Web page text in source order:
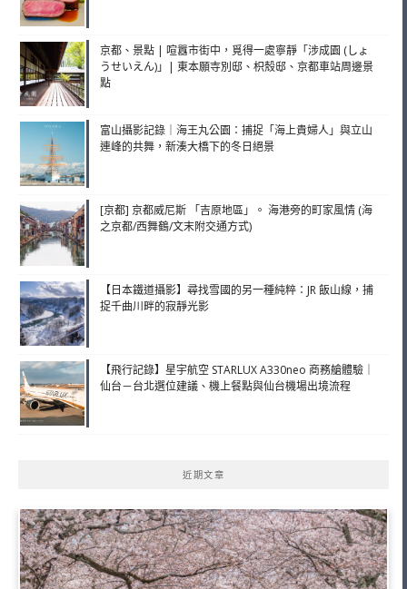
京都、景點 | 喧囂市街中，覓得一處寧靜「涉成園 (しょ
うせいえん)」| 東本願寺別邸、枳殼邸、京都車站周邊景
點
富山攝影記錄｜海王丸公園：捕捉「海上貴婦人」與立山
連峰的共舞，新湊大橋下的冬日絕景
[京都] 京都威尼斯 「吉原地區」。 海港旁的町家風情 (海
之京都/西舞鶴/文末附交通方式)
【日本鐵道攝影】尋找雪國的另一種純粹：JR 飯山線，捕
捉千曲川畔的寂靜光影
【飛行記錄】星宇航空 STARLUX A330neo 商務艙體驗｜
仙台－台北選位建議、機上餐點與仙台機場出境流程
近期文章